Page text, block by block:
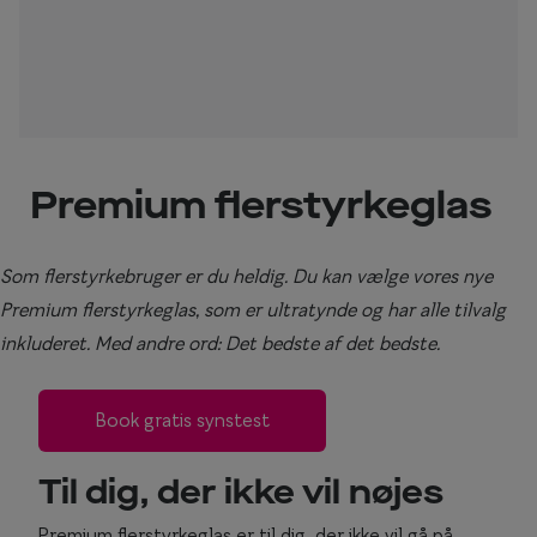
Brillepriser
Brilleglas tilvalg
Børnebriller priser
Flerstyrkeglas
Premium flerstyrkeglas
Efva
Oscar
Premium flerstyrkeglas
Som flerstyrkebruger er du heldig. Du kan vælge vores nye
Premium flerstyrkeglas, som er ultratynde og har alle tilvalg
inkluderet. Med andre ord: Det bedste af det bedste.
Book gratis synstest
Til dig, der ikke vil nøjes